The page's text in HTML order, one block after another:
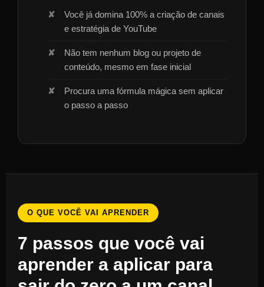
Você já domina 100% a criação de canais
e estratégia de YouTube
Não tem nenhum blog ou projeto de
conteúdo, mesmo em fase inicial
Procura uma fórmula mágica sem aplicar
o passo a passo
O QUE VOCÊ VAI APRENDER
7 passos que você vai
aprender a aplicar para